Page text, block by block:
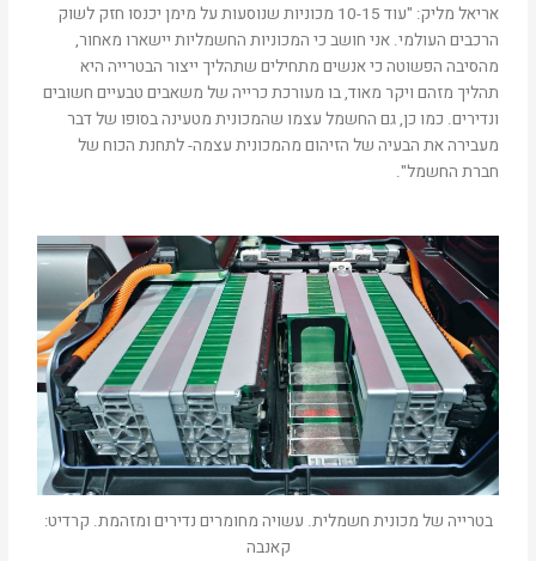
אריאל מליק: "עוד 10-15 מכוניות שנוסעות על מימן יכנסו חזק לשוק
הרכבים העולמי. אני חושב כי המכוניות החשמליות יישארו מאחור,
מהסיבה הפשוטה כי אנשים מתחילים שתהליך ייצור הבטרייה היא
תהליך מזהם ויקר מאוד, בו מעורכת כרייה של משאבים טבעיים חשובים
ונדירים. כמו כן, גם החשמל עצמו שהמכונית מטעינה בסופו של דבר
מעבירה את הבעיה של הזיהום מהמכונית עצמה- לתחנת הכוח של
חברת החשמל".
בטרייה של מכונית חשמלית. עשויה מחומרים נדירים ומזהמת. קרדיט:
קאנבה